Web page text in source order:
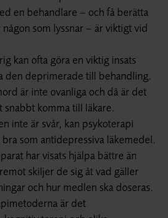
en behandlare – och få berätta
som lyssnar – är viktigt vid
kan ofta göra en viktig insats
den deprimerade till behandling.
är inte ovanliga och då är det
snabbt komma till läkare.
inte är svår, kan psykoterapi
som antidepressiva läkemedel.
har visats hjälpa bättre än
skiljer de sig åt vad gäller
och hur medlen ska doseras.
är det